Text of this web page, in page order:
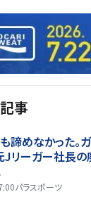
事
諦めなかった。
Jリーガー社長
パラスポーツ